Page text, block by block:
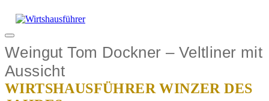
Inhalt
Menü
Weingut Tom Dockner – Veltliner mit
Aussicht